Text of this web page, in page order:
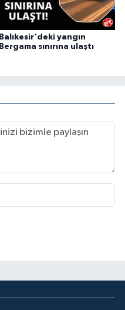
Balıkesir'deki yangın
Bergama sınırına ulaştı